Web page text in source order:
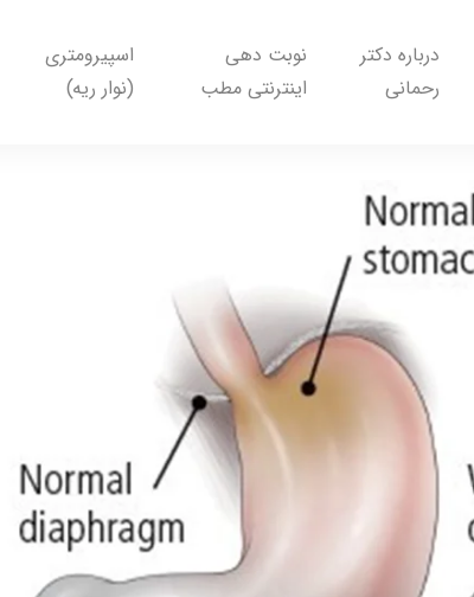
درباره دکتر
رحمانی
نوبت دهی
اینترنتی مطب
اسپیرومتری
(نوار ریه)